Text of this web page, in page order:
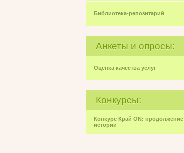
Библиотека-репозитарий
Анкеты и опросы:
Оценка качества услуг
Конкурсы:
Конкурс Край ON: продолжение
истории